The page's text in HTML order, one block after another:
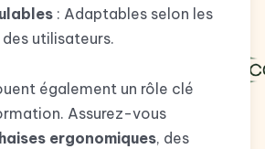
: Adaptables selon les
utilisateurs.
également un rôle clé
Assurez-vous
ergonomiques, des